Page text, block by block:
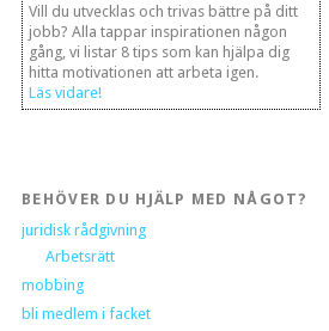
Vill du utvecklas och trivas bättre på ditt
jobb? Alla tappar inspirationen någon
gång, vi listar 8 tips som kan hjälpa dig
hitta motivationen att arbeta igen.
Läs vidare!
BEHÖVER DU HJÄLP MED NÅGOT?
juridisk rådgivning
Arbetsrätt
mobbing
bli medlem i facket